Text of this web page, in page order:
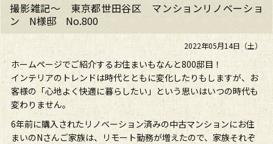
撮影雑記～ 東京都世田谷区 マンションリノベーショ
ン N様邸 No.800
2022年05月14日（土）
ホームページでご紹介するお住まいもなんと800邸目！
インテリアのトレンドは時代とともに変化したりもしますが、お
客様の「心地よく快適に暮らしたい」という思いはいつの時代も
変わりません。
6年前に購入されたリノベーション済みの中古マンションにお住
まいのNさんご家族は、リモート勤務が増えたので、家族それぞ